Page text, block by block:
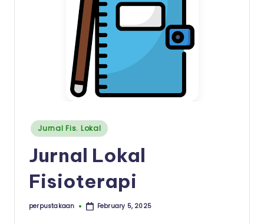
Posted
in
Jurnal Fis. Lokal
Jurnal Lokal
Fisioterapi
Posted
perpustakaan February 5, 2025